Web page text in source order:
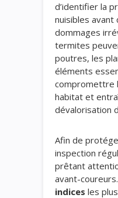
d’identifier la
nuisibles avant
dommages
termites
poutres, les
éléments
compromettre
habitat et
dévalorisation
Afin de
inspection
prêtant
avant-
indices les